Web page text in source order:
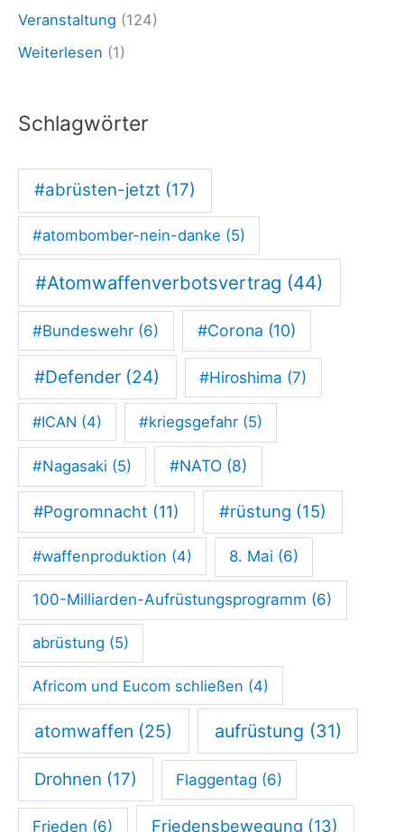
Veranstaltung (124)
Weiterlesen (1)
Schlagwörter
#abrüsten-jetzt (17)
#atombomber-nein-danke (5)
#Atomwaffenverbotsvertrag (44)
#Bundeswehr (6) #Corona (10)
#Defender (24) #Hiroshima (7)
#ICAN (4) #kriegsgefahr(5)
#Nagasaki (5) #NATO(8)
#Pogromnacht (11) #rüstung (15)
#waffenproduktion (4) 8. Mai (6)
100-Milliarden-Aufrüstungsprogramm (6)
abrüstung (5)
Africom und Eucom schließen (4)
atomwaffen (25) aufrüstung (31)
Drohnen (17) Flaggentag (6)
Frieden (6) Friedensbewegung (13)